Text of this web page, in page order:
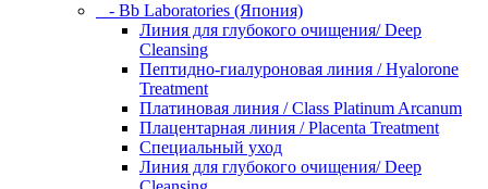
- Bb Laboratories (Япония)
Линия для глубокого очищения/ Deep
Cleansing
Пептидно-гиалуроновая линия / Hyalorone
Treatment
Платиновая линия / Class Platinum Arcanum
Плацентарная линия / Placenta Treatment
Специальный уход
Линия для глубокого очищения/ Deep